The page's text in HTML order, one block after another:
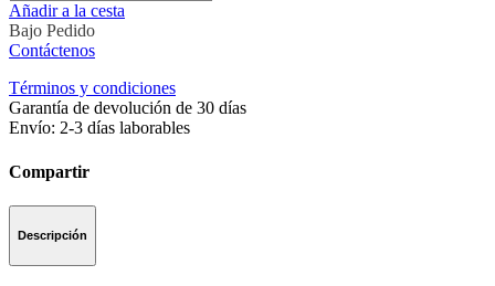
Añadir a la cesta
Bajo Pedido
Contáctenos
Términos y condiciones
Garantía de devolución de 30 días
Envío: 2-3 días laborables
Compartir
Descripción